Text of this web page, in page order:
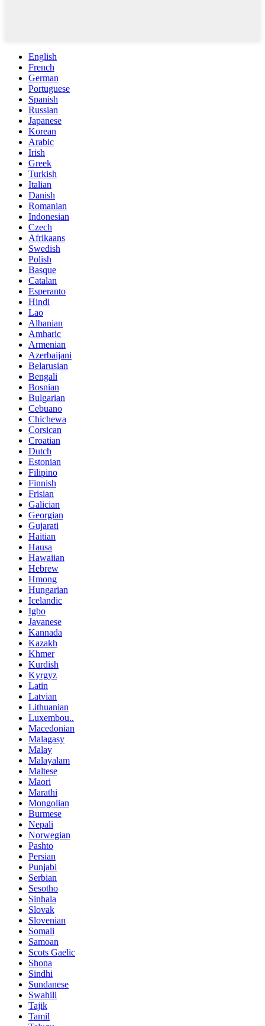
English
French
German
Portuguese
Spanish
Russian
Japanese
Korean
Arabic
Irish
Greek
Turkish
Italian
Danish
Romanian
Indonesian
Czech
Afrikaans
Swedish
Polish
Basque
Catalan
Esperanto
Hindi
Lao
Albanian
Amharic
Armenian
Azerbaijani
Belarusian
Bengali
Bosnian
Bulgarian
Cebuano
Chichewa
Corsican
Croatian
Dutch
Estonian
Filipino
Finnish
Frisian
Galician
Georgian
Gujarati
Haitian
Hausa
Hawaiian
Hebrew
Hmong
Hungarian
Icelandic
Igbo
Javanese
Kannada
Kazakh
Khmer
Kurdish
Kyrgyz
Latin
Latvian
Lithuanian
Luxembou..
Macedonian
Malagasy
Malay
Malayalam
Maltese
Maori
Marathi
Mongolian
Burmese
Nepali
Norwegian
Pashto
Persian
Punjabi
Serbian
Sesotho
Sinhala
Slovak
Slovenian
Somali
Samoan
Scots Gaelic
Shona
Sindhi
Sundanese
Swahili
Tajik
Tamil